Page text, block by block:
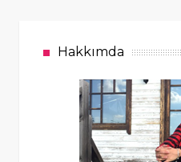
Hakkımda